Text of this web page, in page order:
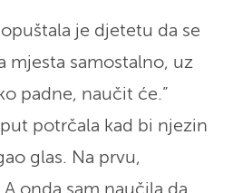
je djetetu da se
mjesta samostalno, uz
padne, naučit će.”
potrčala kad bi njezin
glas. Na prvu,
onda sam naučila da